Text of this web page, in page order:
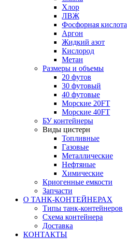
Хлор
ЛВЖ
Фосфорная кислота
Аргон
Жидкий азот
Кислород
Метан
Размеры и объемы
20 футов
30 футовый
40 футовые
Морские 20FT
Морские 40FT
БУ контейнеры
Виды цистерн
Топливные
Газовые
Металлические
Нефтяные
Химические
Криогенные емкости
Запчасти
О ТАНК-КОНТЕЙНЕРАХ
Типы танк-контейнеров
Схема контейнера
Доставка
КОНТАКТЫ